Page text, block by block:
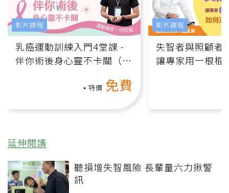
乳癌運動訓練入門4堂課 -
伴你術後身心靈不卡關（線
特價 免費
影片課程
失智者與照顧者
讓專家用一根棍
影片課程
延伸閱讀
聽損增失智風險 長輩量六力揪警
訊